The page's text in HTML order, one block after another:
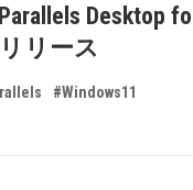
Parallels Desktop
リース
#Windows11